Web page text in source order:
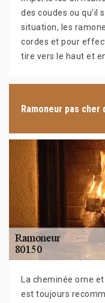
des coudes ou qu’il
situation, les
cordes et pour
tire vers le haut et
Ramoneur pas cher
La cheminée orne
est toujours